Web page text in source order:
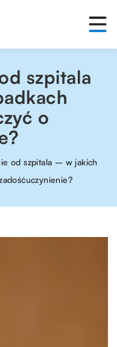
szpitala
o
od szpitala – w jakich